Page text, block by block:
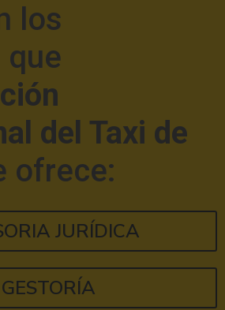
los
que
del Taxi de
ofrece:
JURÍDICA
GESTORÍA